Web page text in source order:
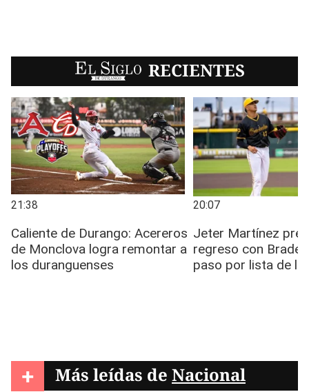
EL SIGLO RECIENTES
+ Más leídas de Nacional